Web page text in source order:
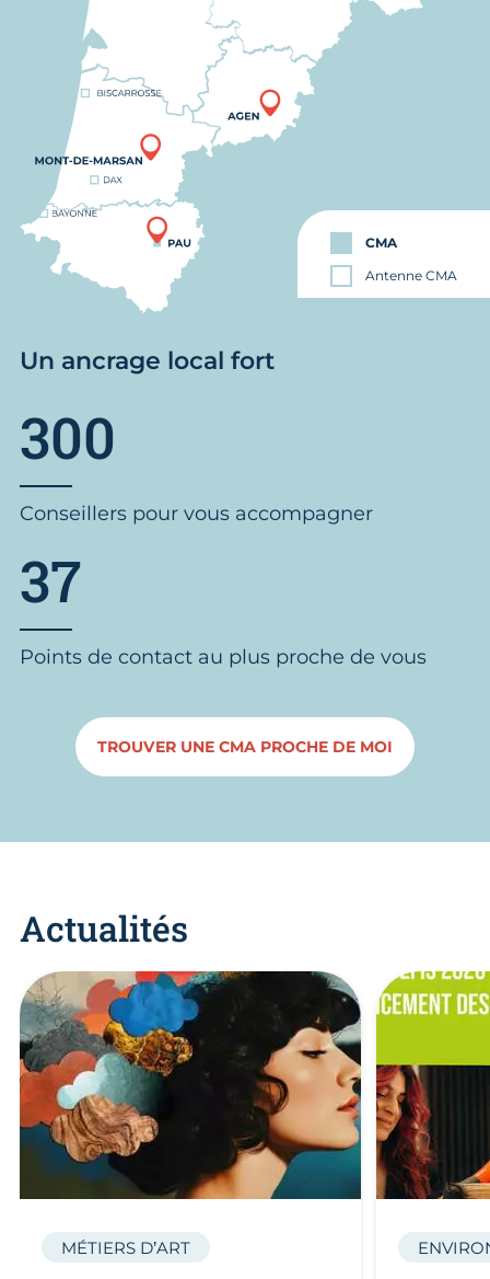
CMA
Antenne CMA
Un ancrage local fort
300
Conseillers pour vous accompagner
37
Points de contact au plus proche de vous
TROUVER UNE CMA PROCHE DE MOI
Actualités
MÉTIERS D’ART